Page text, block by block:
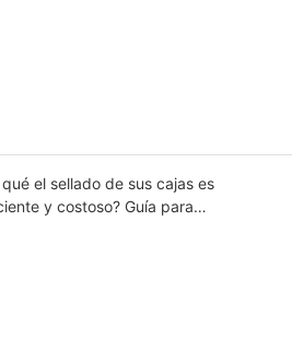
qué el sellado de sus cajas es
y costoso? Guía para